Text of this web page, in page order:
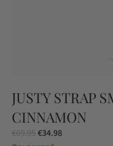
JUSTY STRAP
CINNAMON
€69.95Oorspronkelijke
€34.98Huidige